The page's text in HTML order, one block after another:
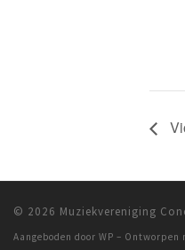
© 2026 Muziekvereniging
Aangeboden door WP – Ontworpen